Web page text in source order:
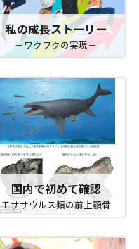
私の成長ストーリー
－ワクワクの実現－
国内で初めて確認
モササウルス類の前上顎骨